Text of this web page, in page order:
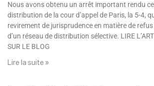
Nous avons obtenu un arrêt important rendu
distribution de la cour d’appel de Paris, la 5-4,
revirement de jurisprudence en matière de
d’un réseau de distribution sélective. LIRE
SUR LE BLOG
Lire la suite »